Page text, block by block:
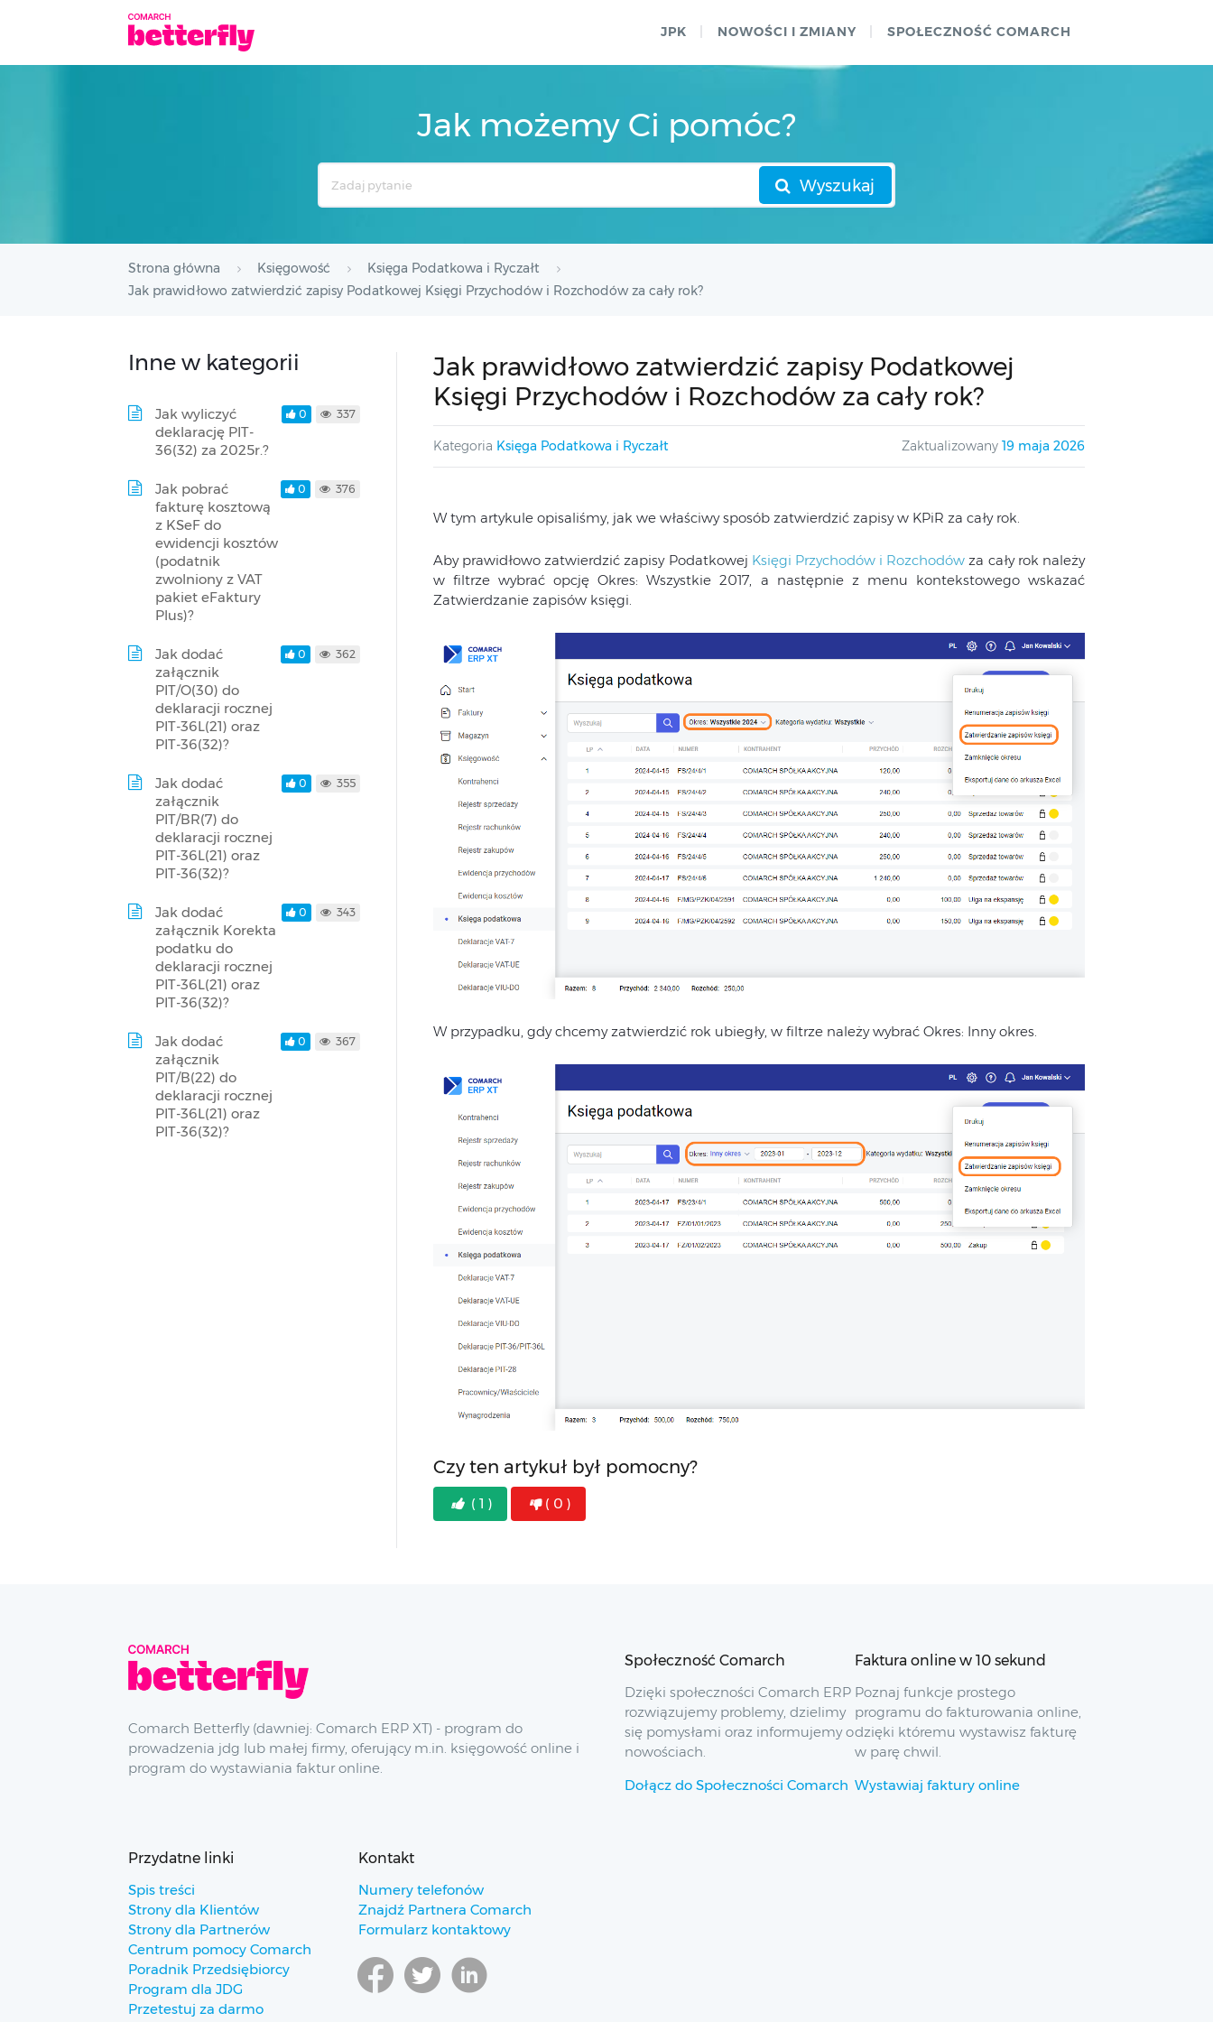
JPK NOWOŚCI I ZMIANY SPOŁECZNOŚĆ COMARCH
Jak możemy Ci pomóc?
Wyszukaj
Strona główna Księgowość
Księga Podatkowa i Ryczałt
Jak prawidłowo zatwierdzić zapisy Podatkowej Księgi Przychodów i Rozchodów za cały rok?
Jak prawidłowo zatwierdzić zapisy Podatkowej
Księgi Przychodów i Rozchodów za cały rok?
Kategoria Księga Podatkowa i Ryczałt Zaktualizowany 19 maja 2026
W tym artykule opisaliśmy, jak we właściwy sposób zatwierdzić zapisy w KPiR za cały rok.
Aby prawidłowo zatwierdzić zapisy Podatkowej Księgi Przychodów i Rozchodów za cały rok należy
w filtrze wybrać opcję Okres: Wszystkie 2017, a następnie z menu kontekstowego wskazać
Zatwierdzanie zapisów księgi.
W przypadku, gdy chcemy zatwierdzić rok ubiegły, w filtrze należy wybrać Okres: Inny okres.
Czy ten artykuł był pomocny?
( 1 ) ( 0 )
Inne w kategorii
Jak wyliczyć
deklarację PIT-
36(32) za 2025r.?
0 337
Jak pobrać
fakturę kosztową
z KSeF do
ewidencji kosztów
(podatnik
zwolniony z VAT
pakiet eFaktury
Plus)?
0 376
Jak dodać
załącznik
PIT/O(30) do
deklaracji rocznej
PIT-36L(21) oraz
PIT-36(32)?
0 362
Jak dodać
załącznik
PIT/BR(7) do
deklaracji rocznej
PIT-36L(21) oraz
PIT-36(32)?
0 355
Jak dodać
załącznik Korekta
podatku do
deklaracji rocznej
PIT-36L(21) oraz
PIT-36(32)?
0 343
Jak dodać
załącznik
PIT/B(22) do
deklaracji rocznej
PIT-36L(21) oraz
PIT-36(32)?
0 367
Comarch Betterfly (dawniej: Comarch ERP XT) - program do
prowadzenia jdg lub małej firmy, oferujący m.in. księgowość online i
program do wystawiania faktur online.
Społeczność Comarch
Dzięki społeczności Comarch ERP
rozwiązujemy problemy, dzielimy
się pomysłami oraz informujemy o
nowościach.
Dołącz do Społeczności Comarch
Faktura online w 10 sekund
Poznaj funkcje prostego
programu do fakturowania online,
dzięki któremu wystawisz fakturę
w parę chwil.
Wystawiaj faktury online
Przydatne linki
Spis treści
Strony dla Klientów
Strony dla Partnerów
Centrum pomocy Comarch
Poradnik Przedsiębiorcy
Program dla JDG
Przetestuj za darmo
Kontakt
Numery telefonów
Znajdź Partnera Comarch
Formularz kontaktowy